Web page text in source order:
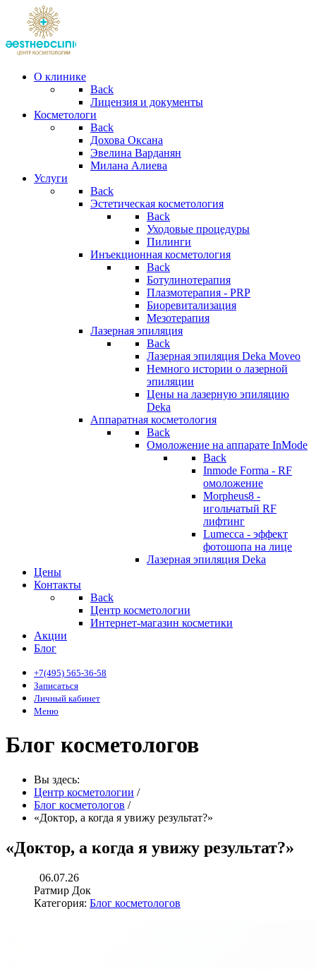
О клинике
Back
Лицензия и документы
Косметологи
Back
Дохова Оксана
Эвелина Варданян
Милана Алиева
Услуги
Back
Эстетическая косметология
Back
Уходовые процедуры
Пилинги
Инъекционная косметология
Back
Ботулинотерапия
Плазмотерапия - PRP
Биоревитализация
Мезотерапия
Лазерная эпиляция
Back
Лазерная эпиляция Deka Moveo
Немного истории о лазерной
эпиляции
Цены на лазерную эпиляцию
Deka
Аппаратная косметология
Back
Омоложение на аппарате InMode
Back
Inmode Forma - RF
омоложение
Morpheus8 -
игольчатый RF
лифтинг
Lumecca - эффект
фотошопа на лице
Лазерная эпиляция Deka
Цены
Контакты
Back
Центр косметологии
Интернет-магазин косметики
Акции
Блог
+7(495) 565-36-58
Записаться
Личный кабинет
Меню
Блог косметологов
Вы здесь:
Центр косметологии /
Блог косметологов /
«Доктор, а когда я увижу результат?»
«Доктор, а когда я увижу результат?»
06.07.26
Ратмир Док
Категория: Блог косметологов